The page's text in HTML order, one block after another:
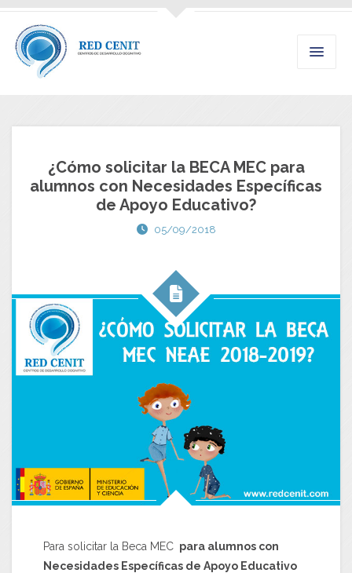
¿Cómo solicitar la BECA MEC para
alumnos con Necesidades Específicas
de Apoyo Educativo?
05/09/2018
Para solicitar la Beca MEC para alumnos con
Necesidades Específicas de Apoyo Educativo